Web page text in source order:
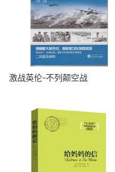
激战英伦-不列颠空战